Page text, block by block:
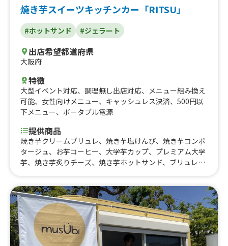
水出しコーヒー ミルクオレ、かき氷、日本酒、プレーン
サワー、ラムネサワー、クラフトビール、ビール、オーガ
ニックジン
焼き芋スイーツキッチンカー「RITSU」
#ホットサンド #ジェラート
出店希望都道府県
大阪府
特徴
大型イベント対応、 調理無し出店対応、 メニュー組み換え
可能、 女性向けメニュー、 キャッシュレス決済、 500円以
下メニュー、 ポータブル電源
提供商品
焼き芋クリームブリュレ、焼き芋塩けんぴ、焼き芋コンポ
タージュ、お芋コーヒー、大学芋カップ、プレミアム大学
芋、焼き芋炙りチーズ、焼き芋ホットサンド、ブリュレカ
成プレミアム 極蜜焼き芋、焼き芋ジェラート、oimodoカ
ップ